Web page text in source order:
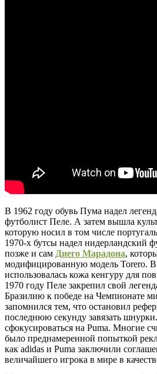
В 1962 году обувь Пума надел
футболист Пеле. А затем вышла
которую носил в том числе
1970-х бутсы надел нидерландский
позже и сам Диего Марадона,
модифицированную модель Torero.
использовалась кожа кенгуру для
1970 году Пеле закрепил свой
Бразилию к победе на Чемпионате
запомнился тем, что остановил
последнюю секунду завязать
сфокусироваться на Puma. Многие
было преднамеренной попыткой
как adidas и Puma заключили
величайшего игрока в мире в